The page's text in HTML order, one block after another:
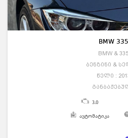
BMW 335
BMW & 335
ბენზინი &
წელი :
3.0
ავტომატიკა